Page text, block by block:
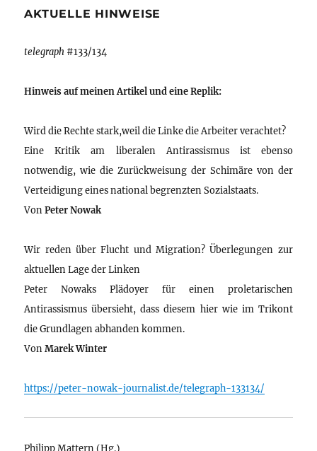
AKTUELLE HINWEISE
telegraph #133/134
Hinweis auf meinen Artikel und eine Replik:
Wird die Rechte stark,weil die Linke die Arbeiter verachtet?
Eine Kritik am liberalen Antirassismus ist ebenso
notwendig, wie die Zurückweisung der Schimäre von der
Verteidigung eines national begrenzten Sozialstaats.
VonPeter Nowak
Wir reden über Flucht und Migration? Überlegungen zur
aktuellen Lage der Linken
Peter Nowaks Plädoyer für einen proletarischen
Antirassismus übersieht, dass diesem hier wie im Trikont
die Grundlagen abhanden kommen.
VonMarek Winter
https://peter-nowak-journalist.de/telegraph-133134/
Philipp Mattern (Hg.)